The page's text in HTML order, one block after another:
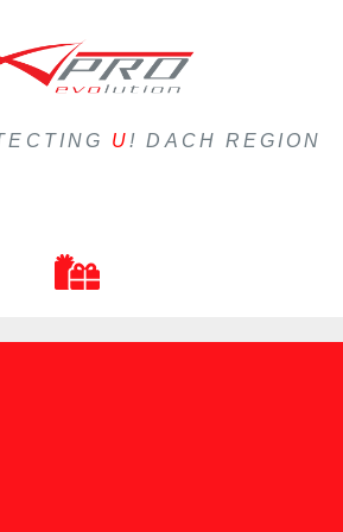
U! DACH REGION